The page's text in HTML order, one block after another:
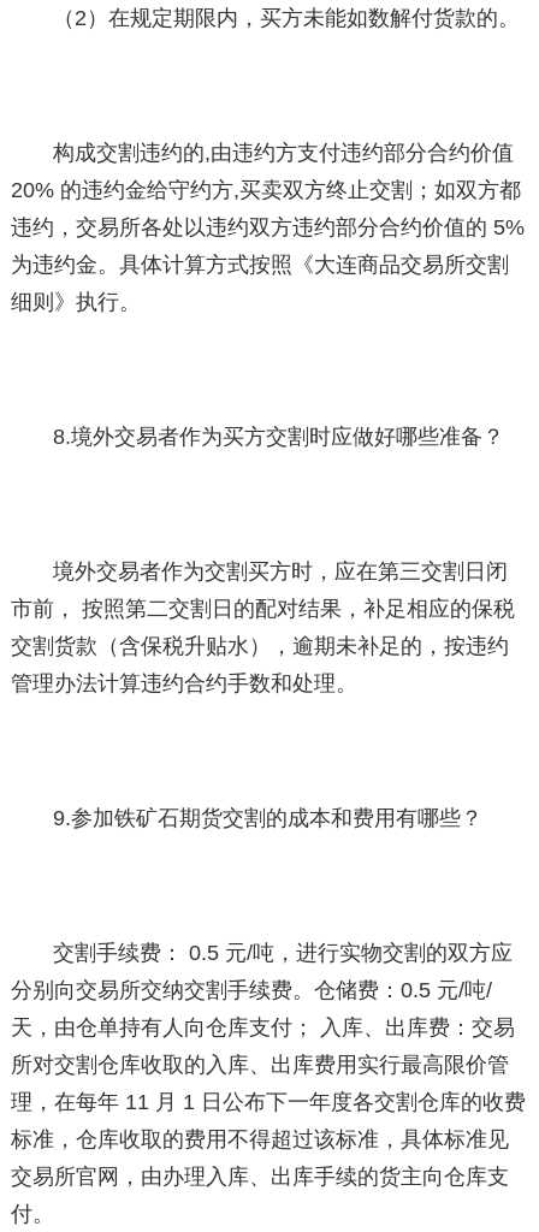
（2）在规定期限内，买方未能如数解付货款的。
构成交割违约的,由违约方支付违约部分合约价值
20% 的违约金给守约方,买卖双方终止交割；如双方都
违约，交易所各处以违约双方违约部分合约价值的 5%
为违约金。具体计算方式按照《大连商品交易所交割
细则》执行。
8.境外交易者作为买方交割时应做好哪些准备？
境外交易者作为交割买方时，应在第三交割日闭
市前， 按照第二交割日的配对结果，补足相应的保税
交割货款（含保税升贴水），逾期未补足的，按违约
管理办法计算违约合约手数和处理。
9.参加铁矿石期货交割的成本和费用有哪些？
交割手续费： 0.5 元/吨，进行实物交割的双方应
分别向交易所交纳交割手续费。仓储费：0.5 元/吨/
天，由仓单持有人向仓库支付； 入库、出库费：交易
所对交割仓库收取的入库、出库费用实行最高限价管
理，在每年 11 月 1 日公布下一年度各交割仓库的收费
标准，仓库收取的费用不得超过该标准，具体标准见
交易所官网，由办理入库、出库手续的货主向仓库支
付。